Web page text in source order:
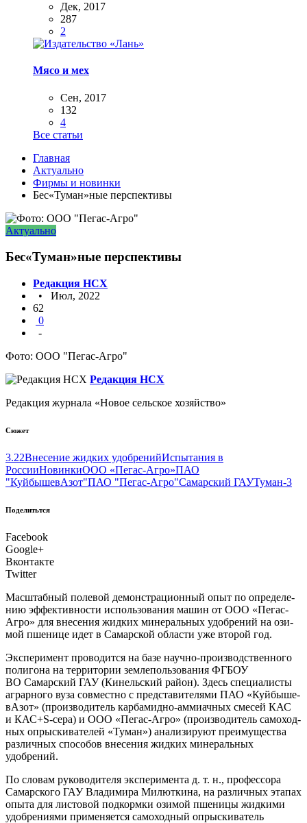
Дек, 2017
287
2
Мясо и мех
Сен, 2017
132
4
Все статьи
Главная
Актуально
Фирмы и новинки
Бес«Туман»ные перспективы
Актуально
Бес«Туман»ные перспективы
Редакция НСХ
• Июл, 2022
62
0
-
Фото: ООО "Пегас-Агро"
Редакция НСХ
Редакция журнала «Новое сельское хозяйство»
Сюжет
3.22Внесение жидких удобренийИспытания в
РоссииНовинкиООО «Пегас-Агро»ПАО
"КуйбышевАзот"ПАО "Пегас-Агро"Самарский ГАУТуман-3
Поделитьтся
Facebook
Google+
Вконтакте
Twitter
Масштаб­ный поле­вой демон­стра­ци­он­ный опыт по опре­де­ле­
нию эффек­тив­но­сти исполь­зо­ва­ния машин от ООО «Пегас-
Агро» для вне­се­ния жид­ких мине­раль­ных удоб­ре­ний на ози­
мой пше­ни­це идет в Самар­ской обла­сти уже вто­рой год.
Экс­пе­ри­мент про­во­дит­ся на базе науч­но-про­из­вод­ствен­но­го
поли­го­на на тер­ри­то­рии зем­ле­поль­зо­ва­ния ФГБОУ
ВО Самар­ский ГАУ (Кинель­ский рай­он). Здесь спе­ци­а­ли­сты
аграр­но­го вуза сов­мест­но с пред­ста­ви­те­ля­ми ПАО «Куй­бы­ше­
вА­зот» (про­из­во­ди­тель кар­ба­мид­но-амми­ач­ных сме­сей КАС
и КАС+S-cера) и ООО «Пегас-Агро» (про­из­во­ди­тель само­ход­
ных опрыс­ки­ва­те­лей «Туман») ана­ли­зи­ру­ют пре­иму­ще­ства
раз­лич­ных спо­со­бов вне­се­ния жид­ких мине­раль­ных
удобрений.
По сло­вам руко­во­ди­те­ля экс­пе­ри­мен­та д. т. н., про­фес­со­ра
Самар­ско­го ГАУ Вла­ди­ми­ра Милют­ки­на, на раз­лич­ных эта­пах
опы­та для листо­вой под­корм­ки ози­мой пше­ни­цы жид­ки­ми
удоб­ре­ни­я­ми при­ме­ня­ет­ся само­ход­ный опрыс­ки­ва­тель